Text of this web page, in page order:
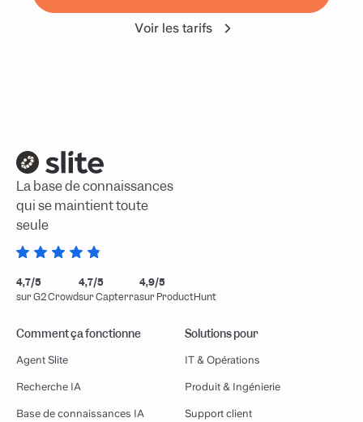
Voir les tarifs
La base de connaissances
qui se maintient toute
seule
4,7/5
sur G2 Crowd
4,7/5
sur Capterra
4,9/5
sur ProductHunt
Comment ça fonctionne
Agent Slite
Recherche IA
Base de connaissances IA
Solutions pour
IT & Opérations
Produit & Ingénierie
Support client